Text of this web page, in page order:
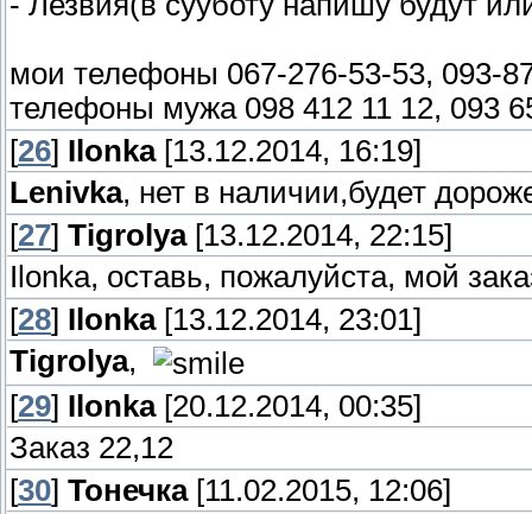
мои телефоны 067-276-53-53, 093-
телефоны мужа 098 412 11 12, 093
[26] Ilonka[13.12.2014, 16:19]
Lenivka, нет в наличии,будет
[27] Tigrolya[13.12.2014, 22:15]
Ilonka, оставь, пожалуйста, мой
[28] Ilonka[13.12.2014, 23:01]
Tigrolya,
[29] Ilonka[20.12.2014, 00:35]
Заказ 22,12
[30] Тонечка[11.02.2015, 12:06]